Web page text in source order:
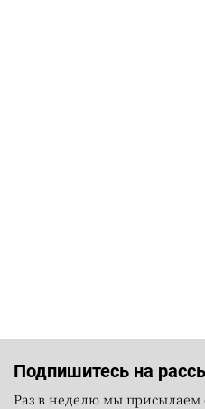
Подпишитесь на
Раз в неделю мы присылаем